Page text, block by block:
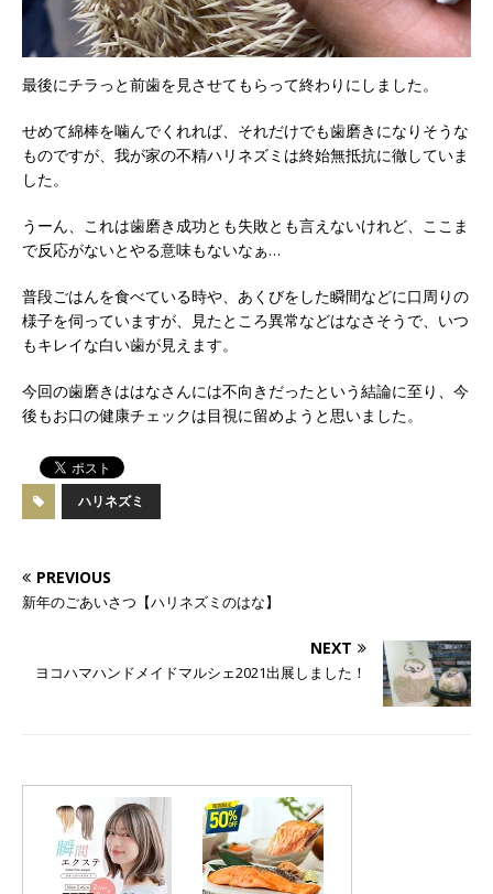
最後にチラっと前歯を見させてもらって終わりにしました。
せめて綿棒を噛んでくれれば、それだけでも歯磨きになりそうな
ものですが、我が家の不精ハリネズミは終始無抵抗に徹していま
した。
うーん、これは歯磨き成功とも失敗とも言えないけれど、ここま
で反応がないとやる意味もないなぁ…
普段ごはんを食べている時や、あくびをした瞬間などに口周りの
様子を伺っていますが、見たところ異常などはなさそうで、いつ
もキレイな白い歯が見えます。
今回の歯磨きははなさんには不向きだったという結論に至り、今
後もお口の健康チェックは目視に留めようと思いました。
ハリネズミ
PREVIOUS
新年のごあいさつ【ハリネズミのはな】
NEXT
ヨコハマハンドメイドマルシェ2021出展しました！